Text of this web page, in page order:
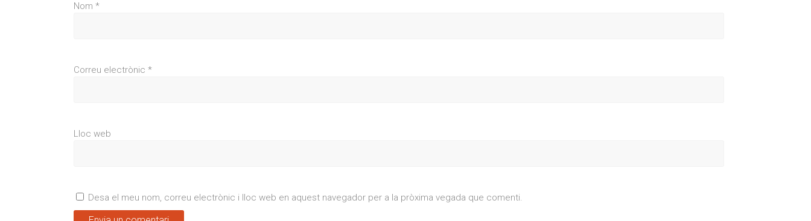
Nom *
Correu electrònic *
Lloc web
Desa el meu nom, correu electrònic i lloc web en aquest navegador per a la pròxima vegada que comenti.